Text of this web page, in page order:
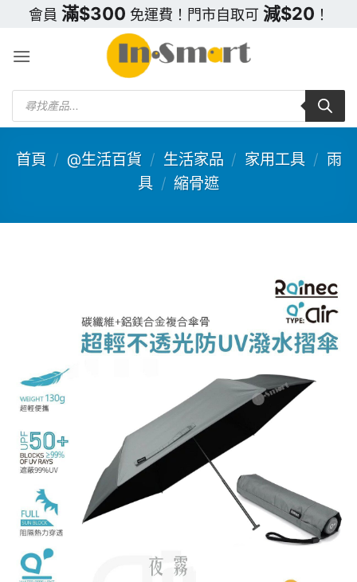
content
會員 滿$300 免運費！門市自取可 減$20 ！
Products
search
首頁 / @生活百貨 / 生活家品 / 家用工具 / 雨
具 / 縮骨遮